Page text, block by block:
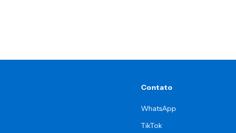
Contato
WhatsApp
TikTok